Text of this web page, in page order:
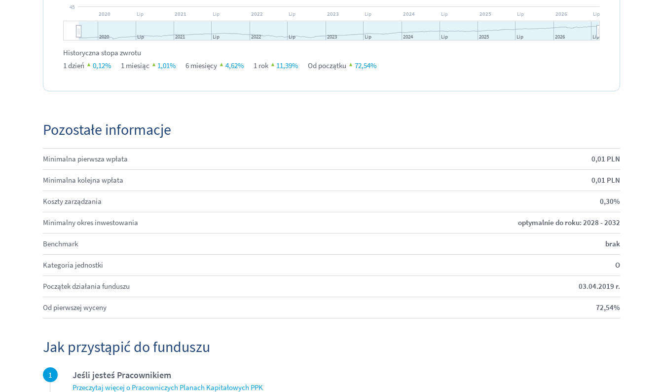
2020 Lip 2021 Lip 2022 Lip 2023 Lip 2024 Lip 2025 Lip 2026 Lip
45
2020 Lip 2021 Lip 2022 Lip 2023 Lip 2024 Lip 2025 Lip 2026
Lip
Historyczna stopa zwrotu
1 dzień
0,12% 1 miesiąc 1,01% 6 miesięcy 4,62% 1 rok 11,39% Od początku 72,54%
Pozostałe informacje
Minimalna pierwsza wpłata 0,01 PLN
Minimalna kolejna wpłata 0,01 PLN
Koszty zarządzania 0,30%
Minimalny okres inwestowania optymalnie do roku: 2028 - 2032
Benchmark brak
Kategoria jednostki O
Początek działania funduszu 03.04.2019 r.
Od pierwszej wyceny 72,54%
Jak przystąpić do funduszu
Jeśli jesteś Pracownikiem
Przeczytaj więcej o Pracowniczych Planach Kapitałowych PPK